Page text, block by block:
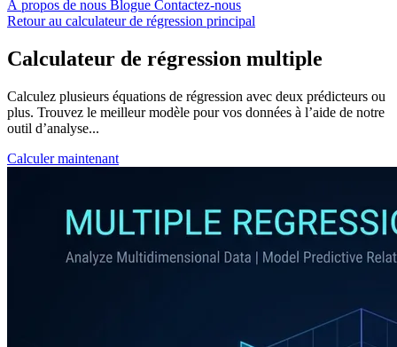
À propos de nous Blogue Contactez-nous
Retour au calculateur de régression principal
Calculateur de régression multiple
Calculez plusieurs équations de régression avec deux prédicteurs ou
plus. Trouvez le meilleur modèle pour vos données à l’aide de notre
outil d’analyse...
Calculer maintenant